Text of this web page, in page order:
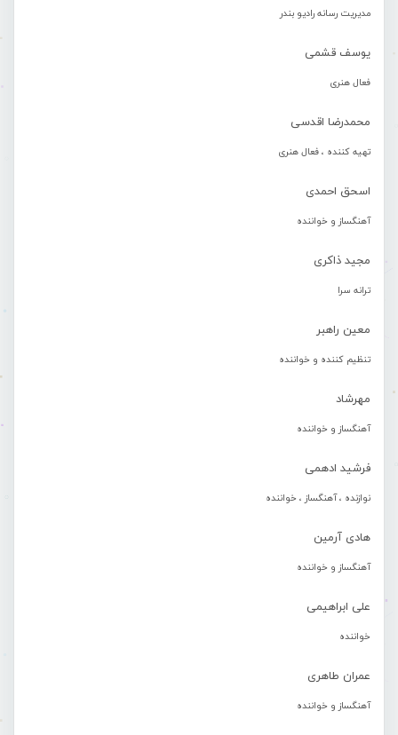
مدیریت رسانه رادیو بندر
یوسف قشمی
فعال هنری
محمدرضا اقدسی
تهیه کننده ، فعال هنری
اسحق احمدی
آهنگساز و خواننده
مجید ذاکری
ترانه سرا
معین راهبر
تنظیم کننده و خواننده
مهرشاد
آهنگساز و خواننده
فرشید ادهمی
نوازنده ، آهنگساز ، خواننده
هادی آرمین
آهنگساز و خواننده
علی ابراهیمی
خواننده
عمران طاهری
آهنگساز و خواننده